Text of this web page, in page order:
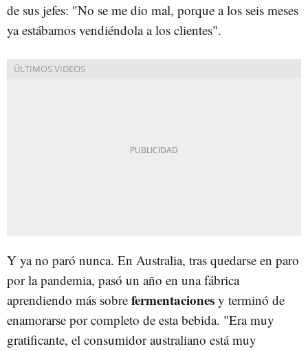
de sus jefes: "No se me dio mal, porque a los seis meses
ya estábamos vendiéndola a los clientes".
Y ya no paró nunca. En Australia, tras quedarse en paro
por la pandemia, pasó un año en una fábrica
aprendiendo más sobre fermentaciones y terminó de
enamorarse por completo de esta bebida. "Era muy
gratificante, el consumidor australiano está muy